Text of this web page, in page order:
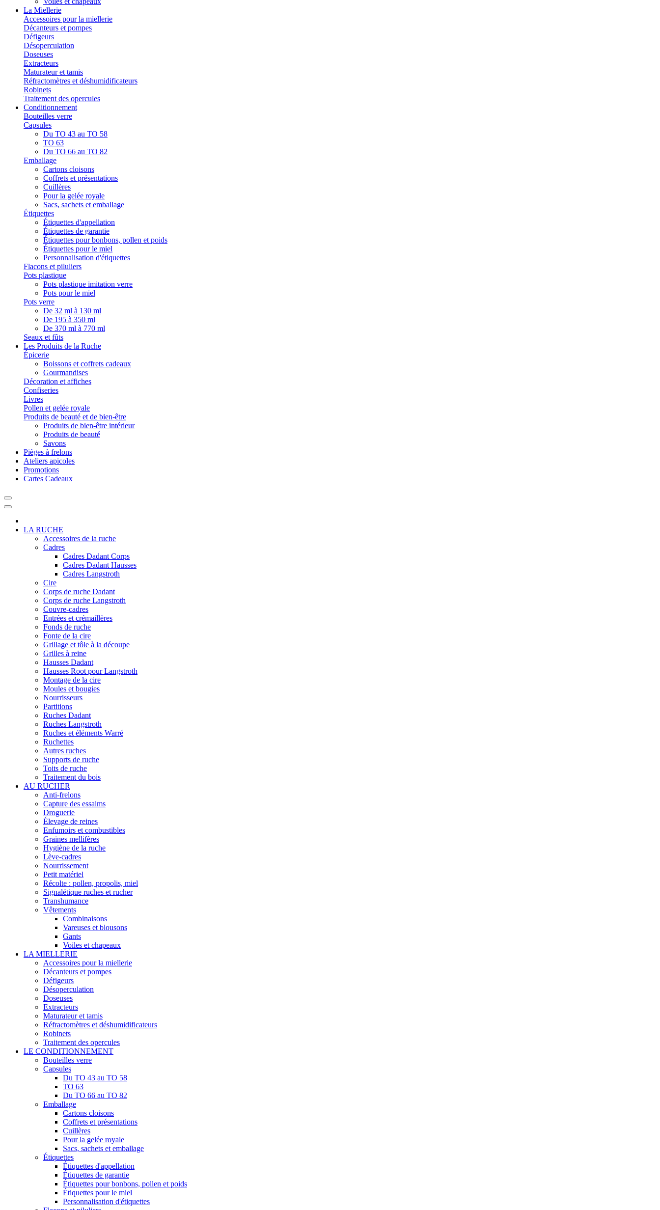
La Miellerie
Accessoires pour la miellerie
Décanteurs et pompes
Défigeurs
Désoperculation
Doseuses
Extracteurs
Maturateur et tamis
Réfractomètres et déshumidificateurs
Robinets
Traitement des opercules
Conditionnement
Bouteilles verre
Capsules
Du TO 43 au TO 58
TO 63
Du TO 66 au TO 82
Emballage
Cartons cloisons
Coffrets et présentations
Cuillères
Pour la gelée royale
Sacs, sachets et emballage
Étiquettes
Étiquettes d'appellation
Étiquettes de garantie
Étiquettes pour bonbons, pollen et poids
Étiquettes pour le miel
Personnalisation d'étiquettes
Flacons et piluliers
Pots plastique
Pots plastique imitation verre
Pots pour le miel
Pots verre
De 32 ml à 130 ml
De 195 à 350 ml
De 370 ml à 770 ml
Seaux et fûts
Les Produits de la Ruche
Épicerie
Boissons et coffrets cadeaux
Gourmandises
Décoration et affiches
Confiseries
Livres
Pollen et gelée royale
Produits de beauté et de bien-être
Produits de bien-être intérieur
Produits de beauté
Savons
Pièges à frelons
Ateliers apicoles
Promotions
Cartes Cadeaux
LA RUCHE
Accessoires de la ruche
Cadres
Cadres Dadant Corps
Cadres Dadant Hausses
Cadres Langstroth
Cire
Corps de ruche Dadant
Corps de ruche Langstroth
Couvre-cadres
Entrées et crémaillères
Fonds de ruche
Fonte de la cire
Grillage et tôle à la découpe
Grilles à reine
Hausses Dadant
Hausses Root pour Langstroth
Montage de la cire
Moules et bougies
Nourrisseurs
Partitions
Ruches Dadant
Ruches Langstroth
Ruches et éléments Warré
Ruchettes
Autres ruches
Supports de ruche
Toits de ruche
Traitement du bois
AU RUCHER
Anti-frelons
Capture des essaims
Droguerie
Élevage de reines
Enfumoirs et combustibles
Graines mellifères
Hygiène de la ruche
Lève-cadres
Nourrissement
Petit matériel
Récolte : pollen, propolis, miel
Signalétique ruches et rucher
Transhumance
Vêtements
Combinaisons
Vareuses et blousons
Gants
Voiles et chapeaux
LA MIELLERIE
Accessoires pour la miellerie
Décanteurs et pompes
Défigeurs
Désoperculation
Doseuses
Extracteurs
Maturateur et tamis
Réfractomètres et déshumidificateurs
Robinets
Traitement des opercules
LE CONDITIONNEMENT
Bouteilles verre
Capsules
Du TO 43 au TO 58
TO 63
Du TO 66 au TO 82
Emballage
Cartons cloisons
Coffrets et présentations
Cuillères
Pour la gelée royale
Sacs, sachets et emballage
Étiquettes
Étiquettes d'appellation
Étiquettes de garantie
Étiquettes pour bonbons, pollen et poids
Étiquettes pour le miel
Personnalisation d'étiquettes